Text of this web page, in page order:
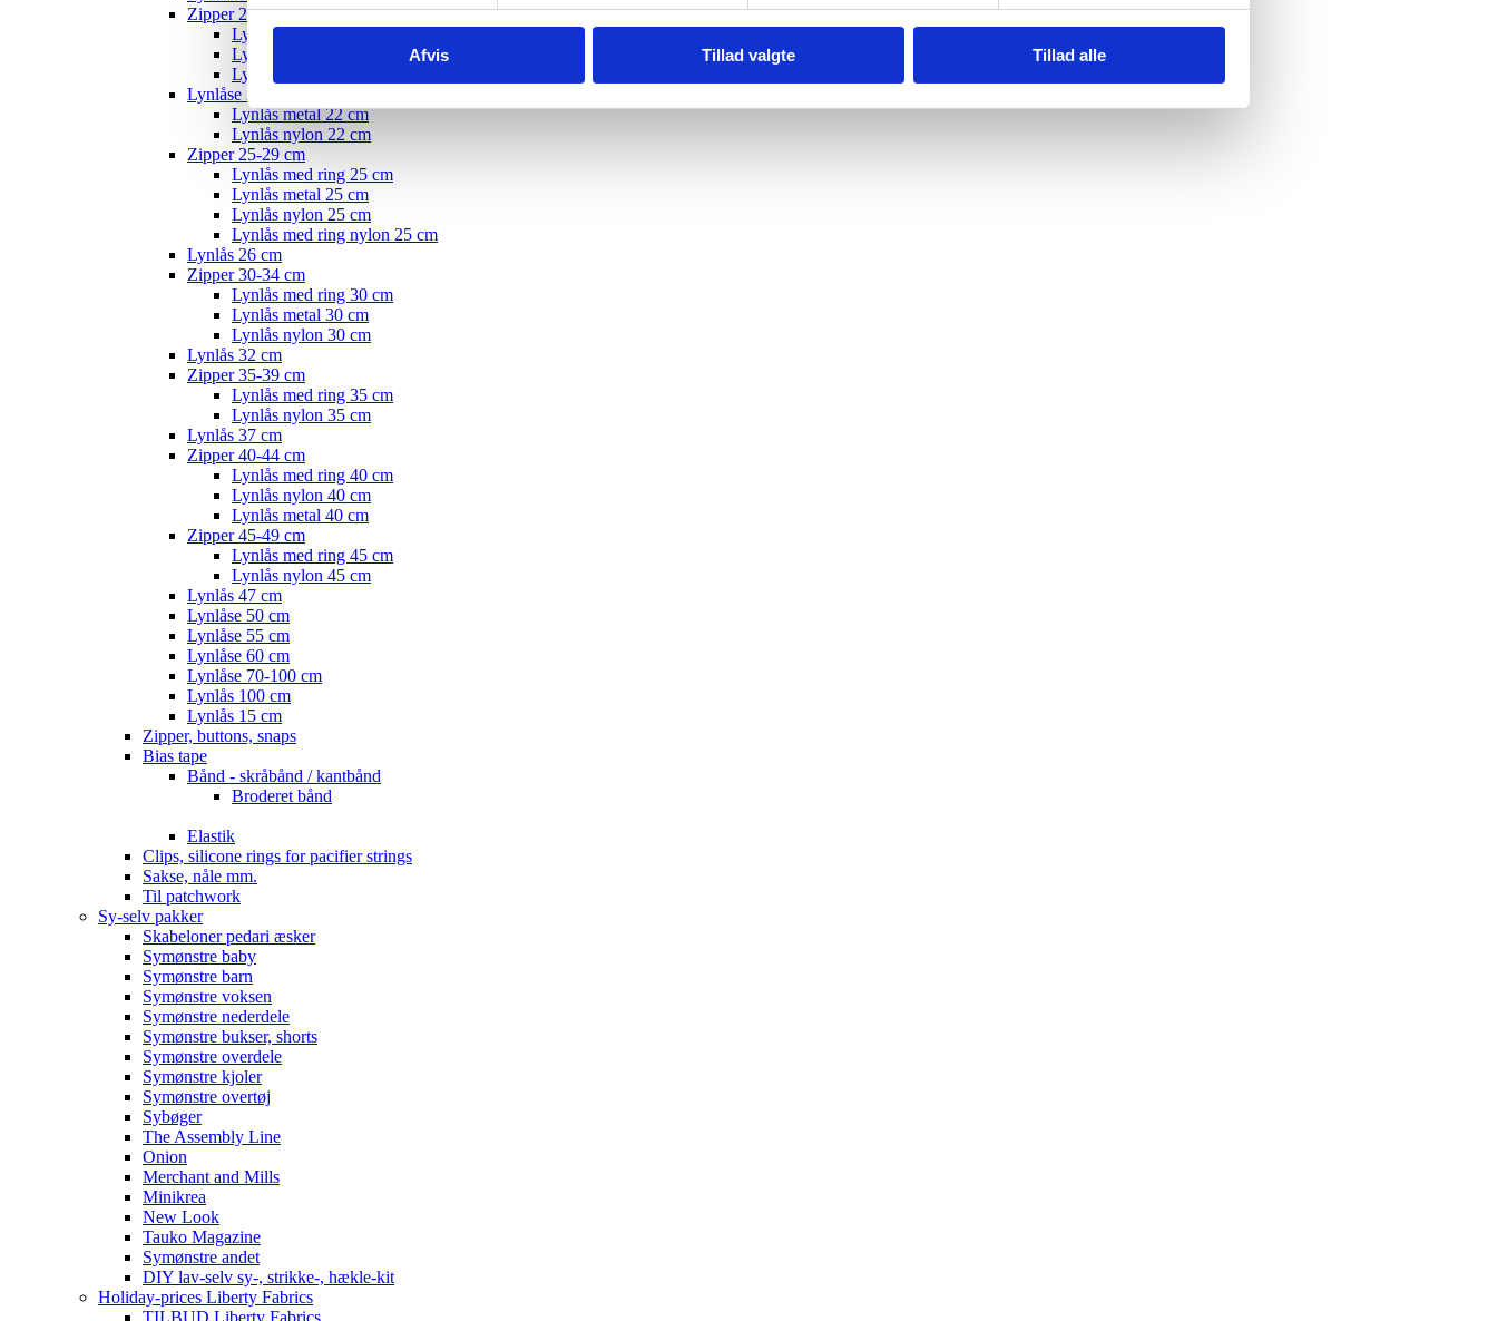
Afvis Tillad valgte Tillad alle
Zipper 20-24 cm
Lynlås med ring 20 cm
Lynlås metal 20 cm
Lynlås nylon 20 cm
Lynlåse 22 cm
Lynlås metal 22 cm
Lynlås nylon 22 cm
Zipper 25-29 cm
Lynlås med ring 25 cm
Lynlås metal 25 cm
Lynlås nylon 25 cm
Lynlås med ring nylon 25 cm
Lynlås 26 cm
Zipper 30-34 cm
Lynlås med ring 30 cm
Lynlås metal 30 cm
Lynlås nylon 30 cm
Lynlås 32 cm
Zipper 35-39 cm
Lynlås med ring 35 cm
Lynlås nylon 35 cm
Lynlås 37 cm
Zipper 40-44 cm
Lynlås med ring 40 cm
Lynlås nylon 40 cm
Lynlås metal 40 cm
Zipper 45-49 cm
Lynlås med ring 45 cm
Lynlås nylon 45 cm
Lynlås 47 cm
Lynlåse 50 cm
Lynlåse 55 cm
Lynlåse 60 cm
Lynlåse 70-100 cm
Lynlås 100 cm
Lynlås 15 cm
Zipper, buttons, snaps
Bias tape
Bånd - skråbånd / kantbånd
Broderet bånd
Elastik
Clips, silicone rings for pacifier strings
Sakse, nåle mm.
Til patchwork
Sy-selv pakker
Skabeloner pedari æsker
Symønstre baby
Symønstre barn
Symønstre voksen
Symønstre nederdele
Symønstre bukser, shorts
Symønstre overdele
Symønstre kjoler
Symønstre overtøj
Sybøger
The Assembly Line
Onion
Merchant and Mills
Minikrea
New Look
Tauko Magazine
Symønstre andet
DIY lav-selv sy-, strikke-, hækle-kit
Holiday-prices Liberty Fabrics
TILBUD Liberty Fabrics